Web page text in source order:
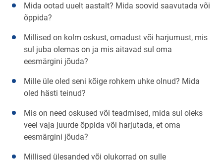
Mida ootad uuelt aastalt? Mida soovid saavutada või
õppida?
Millised on kolm oskust, omadust või harjumust, mis
sul juba olemas on ja mis aitavad sul oma
eesmärgini jõuda?
Mille üle oled seni kõige rohkem uhke olnud? Mida
oled hästi teinud?
Mis on need oskused või teadmised, mida sul oleks
veel vaja juurde õppida või harjutada, et oma
eesmärgini jõuda?
Millised ülesanded või olukorrad on sulle